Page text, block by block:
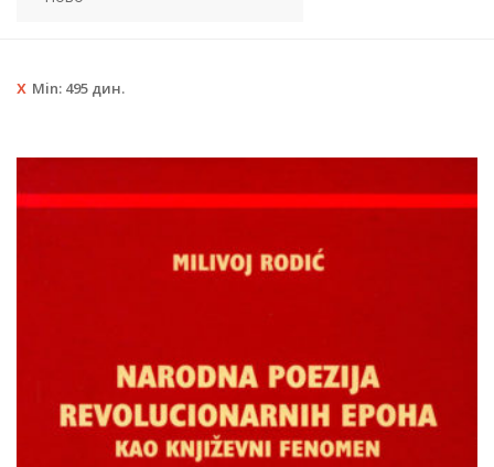
Min: 495 дин.